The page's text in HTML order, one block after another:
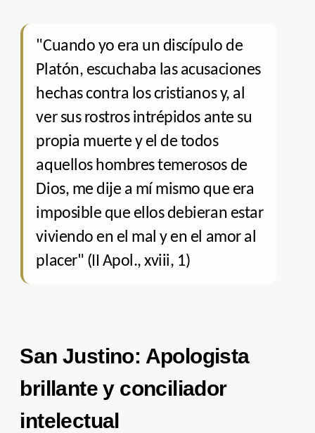
"Cuando yo era un discípulo de
Platón, escuchaba las acusaciones
hechas contra los cristianos y, al
ver sus rostros intrépidos ante su
propia muerte y el de todos
aquellos hombres temerosos de
Dios, me dije a mí mismo que era
imposible que ellos debieran estar
viviendo en el mal y en el amor al
placer" (II Apol., xviii, 1)
San Justino: Apologista
brillante y conciliador
intelectual